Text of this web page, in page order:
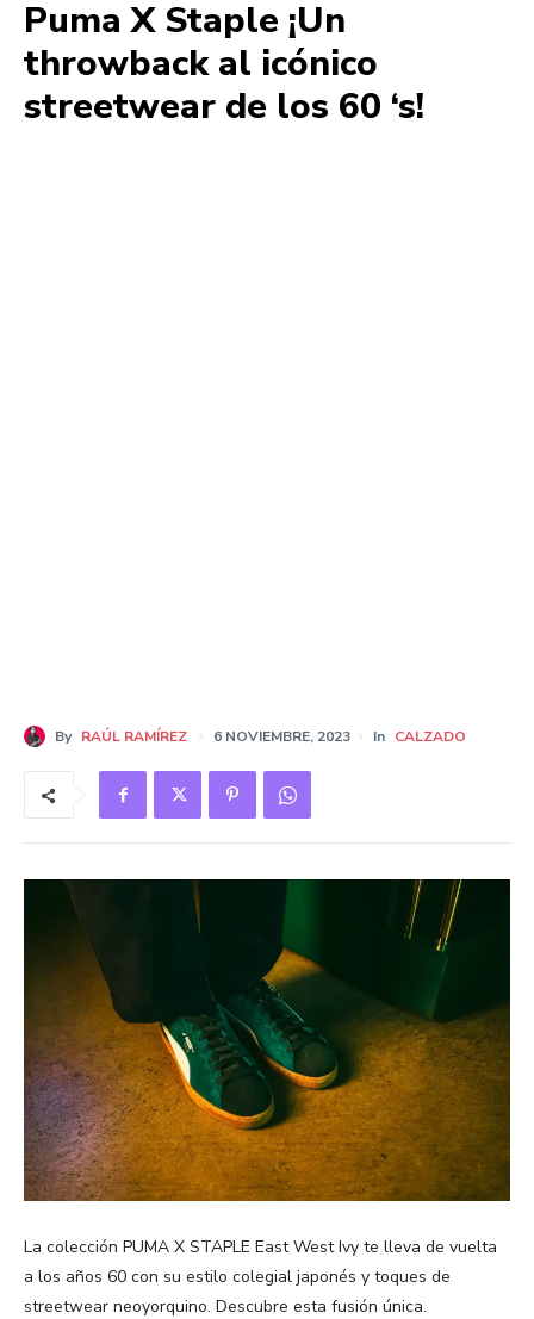
Puma X Staple ¡Un
throwback al icónico
streetwear de los 60 ‘s!
By RAÚL RAMÍREZ 6 NOVIEMBRE, 2023 In CALZADO
La colección PUMA X STAPLE East West Ivy te lleva de vuelta
a los años 60 con su estilo colegial japonés y toques de
streetwear neoyorquino. Descubre esta fusión única.